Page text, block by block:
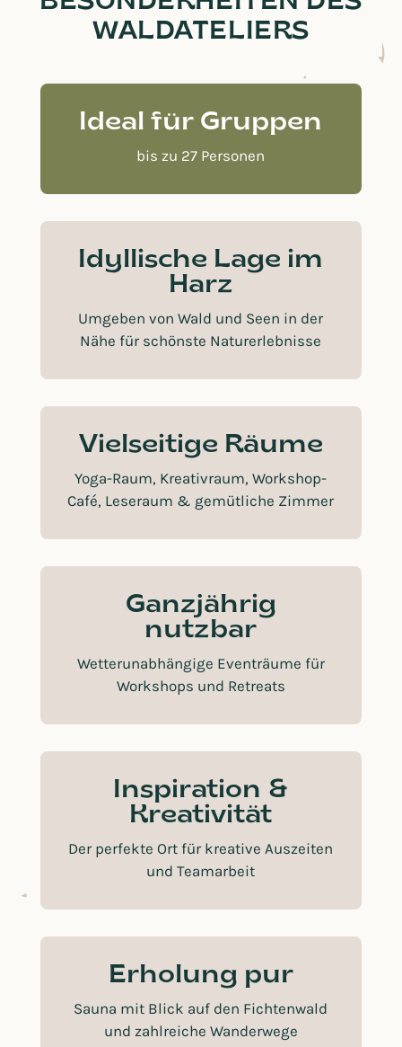
WALDATELIERS
Ideal für Gruppen
bis zu 27 Personen
Idyllische Lage im
Harz
Umgeben von Wald und Seen in der
Nähe für schönste Naturerlebnisse
Vielseitige Räume
Yoga-Raum, Kreativraum, Workshop-
Café, Leseraum & gemütliche Zimmer
Ganzjährig
nutzbar
Wetterunabhängige Eventräume für
Workshops und Retreats
Inspiration &
Kreativität
Der perfekte Ort für kreative Auszeiten
und Teamarbeit
Erholung pur
Sauna mit Blick auf den Fichtenwald
und zahlreiche Wanderwege